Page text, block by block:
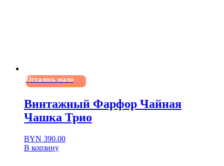
Осталось мало
Винтажный Фарфор Чайная
Чашка Трио
BYN 390.00
В корзину